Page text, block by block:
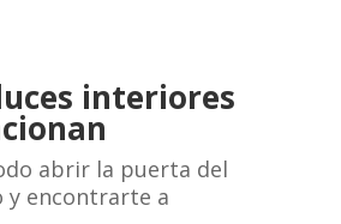
interiores
abrir la puerta del
encontrarte a